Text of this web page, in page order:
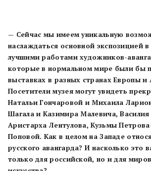
— Сейчас мы имеем уникальную
наслаждаться основной экспозицией
лучшими работами художников-
которые в нормальном мире были бы
выставках в разных странах Европы и
Посетители музея могут увидеть
Натальи Гончаровой и Михаила
Шагала и Казимира Малевича, Василия
Аристарха Лентулова, Кузьмы
Поповой. Как в целом на Западе
русского авангарда? И насколько это
только для российской, но и для